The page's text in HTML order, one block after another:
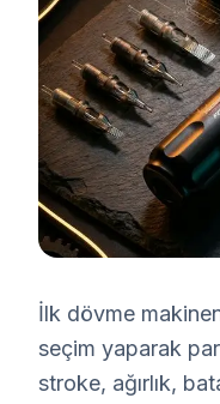
İlk dövme
seçim yaparak
stroke, ağırlık,